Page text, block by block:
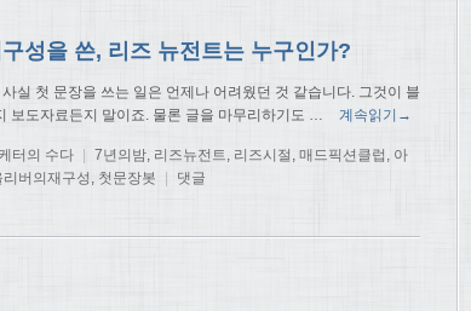
성을 쓴, 리즈 뉴전트는 누구인가?
실 첫 문장을 쓰는 일은 언제나 어려웠던 것 같습니다. 그것이 블
보도자료든지 말이죠. 물론 글을 마무리하기도
계속읽기→
터의 수다 7년의밤, 리즈뉴전트, 리즈시절 , 매드픽션클럽 , 아
리버의재구성 , 첫문장봇 댓글